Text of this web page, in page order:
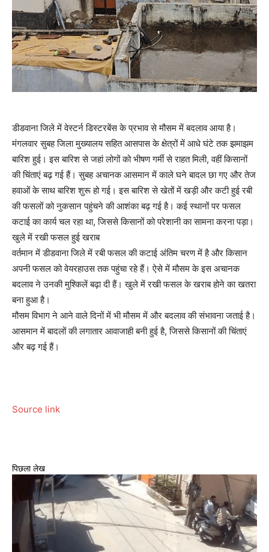
डीडवाना जिले में वेस्टर्न डिस्टरबेंस के प्रभाव से मौसम में बदलाव आया है।
मंगलवार सुबह जिला मुख्यालय सहित आसपास के क्षेत्रों में आधे घंटे तक झमाझम
बारिश हुई। इस बारिश से जहां लोगों को भीषण गर्मी से राहत मिली, वहीं किसानों
की चिंताएं बढ़ गई हैं। सुबह अचानक आसमान में काले घने बादल छा गए और तेज
हवाओं के साथ बारिश शुरू हो गई। इस बारिश से खेतों में खड़ी और कटी हुई रबी
की फसलों को नुकसान पहुंचने की आशंका बढ़ गई है। कई स्थानों पर फसल
कटाई का कार्य चल रहा था, जिससे किसानों को परेशानी का सामना करना पड़ा।
खुले में रखी फसल हुई खराब
वर्तमान में डीडवाना जिले में रबी फसल की कटाई अंतिम चरण में है और किसान
अपनी फसल को वेयरहाउस तक पहुंचा रहे हैं। ऐसे में मौसम के इस अचानक
बदलाव ने उनकी मुश्किलें बढ़ा दी हैं। खुले में रखी फसल के खराब होने का खतरा
बना हुआ है।
मौसम विभाग ने आने वाले दिनों में भी मौसम में और बदलाव की संभावना जताई है।
आसमान में बादलों की लगातार आवाजाही बनी हुई है, जिससे किसानों की चिंताएं
और बढ़ गई हैं।
Source link
पिछला लेख